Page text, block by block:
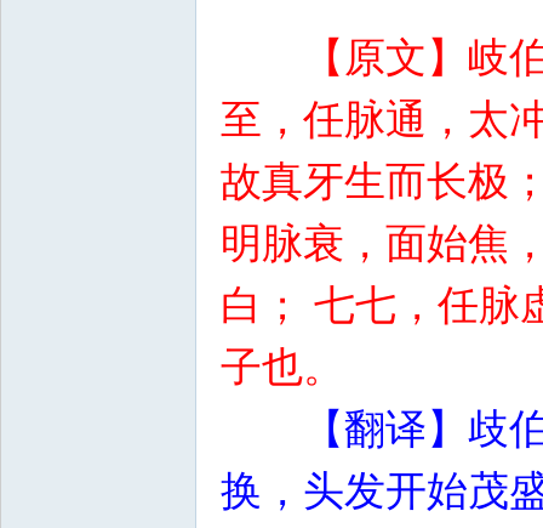
【原文】岐
至，任脉通，太
故真牙生而长极
明脉衰，面始焦
白； 七七，任脉
子也。
【翻译】歧
换，头发开始茂